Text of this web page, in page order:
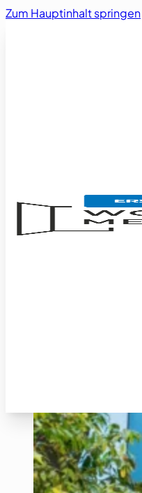
Zum Hauptinhalt springen